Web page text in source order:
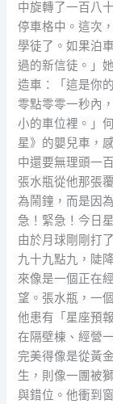
中旋轉了一百八
停車格中。這次
學徒了。如果泊
過的新信徒。」
造車：「這是你
零點零零一秒內
小的車位裡。」
星》的嬰兒車，
中還要無理頭一
張水瓶從他那張
為鬧鐘，而是因
急！緊急！今日
由於月球剛剛打
九十九點九，陡
來像是一個正在
望。張水瓶，一
他患有「星座預
在隔壁棟、經營
完美得像是從黃
生，則像一團被
與錯位。他衝到